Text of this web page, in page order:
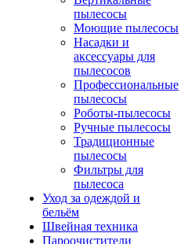
пылесосы
Моющие пылесосы
Насадки и
аксессуары для
пылесосов
Профессиональные
пылесосы
Роботы-пылесосы
Ручные пылесосы
Традиционные
пылесосы
Фильтры для
пылесоса
Уход за одеждой и
бельём
Швейная техника
Пароочистители